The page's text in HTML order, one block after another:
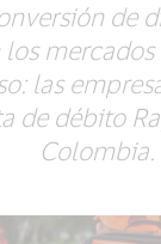
de
mercados
las
de débito
Colombia.